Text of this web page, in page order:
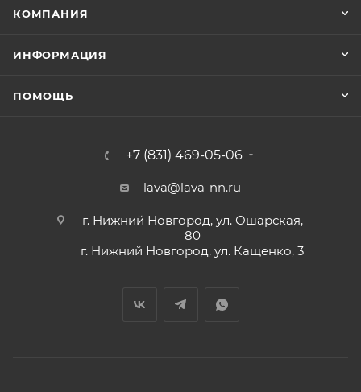
КОМПАНИЯ
ИНФОРМАЦИЯ
ПОМОЩЬ
+7 (831) 469-05-06
lava@lava-nn.ru
г. Нижний Новгород, ул. Ошарская,
80
г. Нижний Новгород, ул. Кащенко, 3